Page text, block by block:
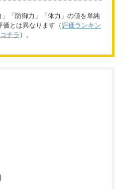
「防御力」「体力」の値を単純
とは異なります（評価ランキン
チラ ）。